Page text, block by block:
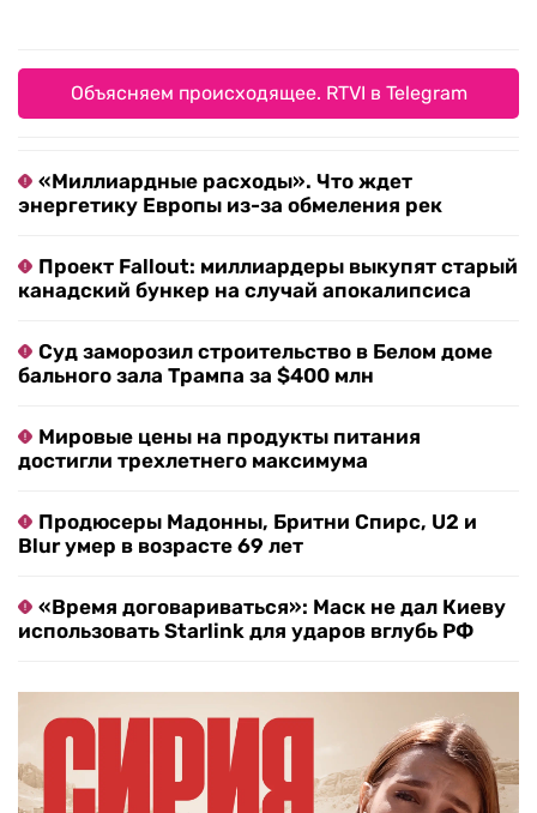
Объясняем происходящее. RTVI в Telegram
«Миллиардные расходы». Что ждет
энергетику Европы из-за обмеления рек
Проект Fallout: миллиардеры выкупят старый
канадский бункер на случай апокалипсиса
Суд заморозил строительство в Белом доме
бального зала Трампа за $400 млн
Мировые цены на продукты питания
достигли трехлетнего максимума
Продюсеры Мадонны, Бритни Спирс, U2 и
Blur умер в возрасте 69 лет
«Время договариваться»: Маск не дал Киеву
использовать Starlink для ударов вглубь РФ